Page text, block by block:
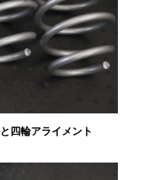
四輪アライメント